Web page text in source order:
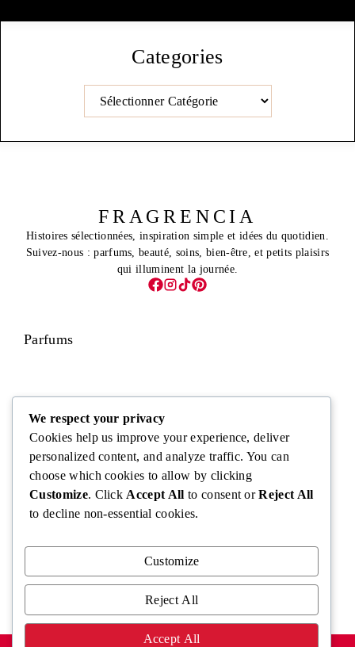
Categories
Catégories
FRAGRENCIA
Histoires sélectionnées, inspiration simple et idées du quotidien.
Suivez-nous : parfums, beauté, soins, bien-être, et petits plaisirs
qui illuminent la journée.
Parfums
Visage
Corps
We respect your privacy
Cookies help us improve your experience, deliver
personalized content, and analyze traffic. You can
choose which cookies to allow by clicking
Customize. Click Accept All to consent orReject All
to decline non-essential cookies.
Customize
Reject All
Accept All